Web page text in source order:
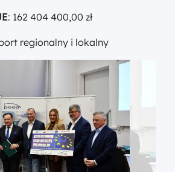
: 162 404 400,00 zł
regionalny i lokalny